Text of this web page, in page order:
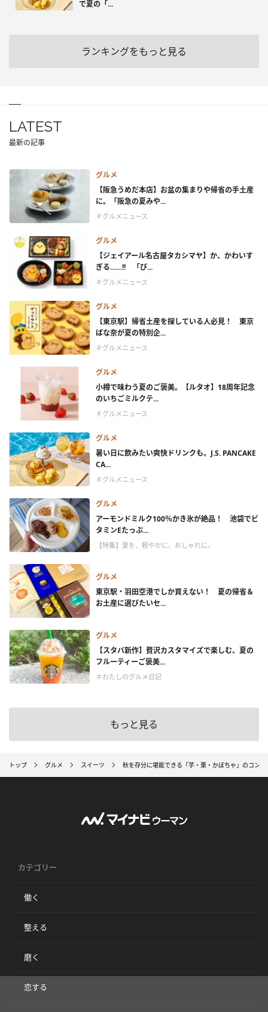
で夏の「...
ランキングをもっと見る
LATEST
最新の記事
グルメ
【阪急うめだ本店】お盆の集まりや帰省の手土産
に。「阪急の夏みや...
＃グルメニュース
グルメ
【ジェイアール名古屋タカシマヤ】か、かわいす
ぎる……!! 「ぴ...
＃グルメニュース
グルメ
【東京駅】帰省土産を探している人必見！ 東京
ばな奈が夏の特別企...
＃グルメニュース
グルメ
小樽で味わう夏のご褒美。【ルタオ】18周年記念
のいちごミルクテ...
＃グルメニュース
グルメ
暑い日に飲みたい爽快ドリンクも。J.S. PANCAKE
CA...
＃グルメニュース
グルメ
アーモンドミルク100％かき氷が絶品！ 池袋でビ
タミンEたっぷ...
【特集】夏を、軽やかに、おしゃれに。
グルメ
東京駅・羽田空港でしか買えない！ 夏の帰省＆
お土産に選びたいセ...
グルメ
【スタバ新作】贅沢カスタマイズで楽しむ、夏の
フルーティーご褒美...
＃わたしのグルメ日記
もっと見る
トップ グルメ スイーツ 秋を存分に堪能できる「芋・栗・かぼちゃ」のコン
カテゴリー
働く
整える
磨く
恋する